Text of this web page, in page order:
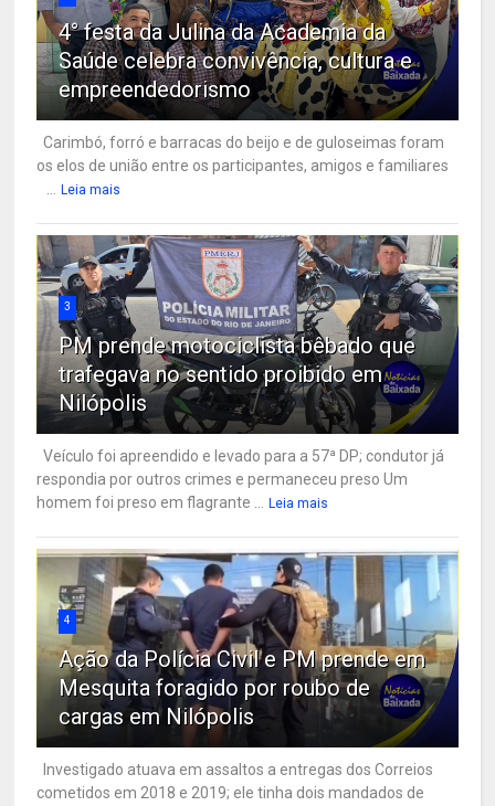
4° festa da Julina da Academia da
Saúde celebra convivência, cultura e
empreendedorismo
Carimbó, forró e barracas do beijo e de guloseimas foram
os elos de união entre os participantes, amigos e familiares
Leia mais
3
PM prende motociclista bêbado que
trafegava no sentido proibido em
Nilópolis
Veículo foi apreendido e levado para a 57ª DP; condutor já
respondia por outros crimes e permaneceu preso Um
homem foi preso em flagrante ...
Leia mais
4
Ação da Polícia Civil e PM prende em
Mesquita foragido por roubo de
cargas em Nilópolis
Investigado atuava em assaltos a entregas dos Correios
cometidos em 2018 e 2019; ele tinha dois mandados de